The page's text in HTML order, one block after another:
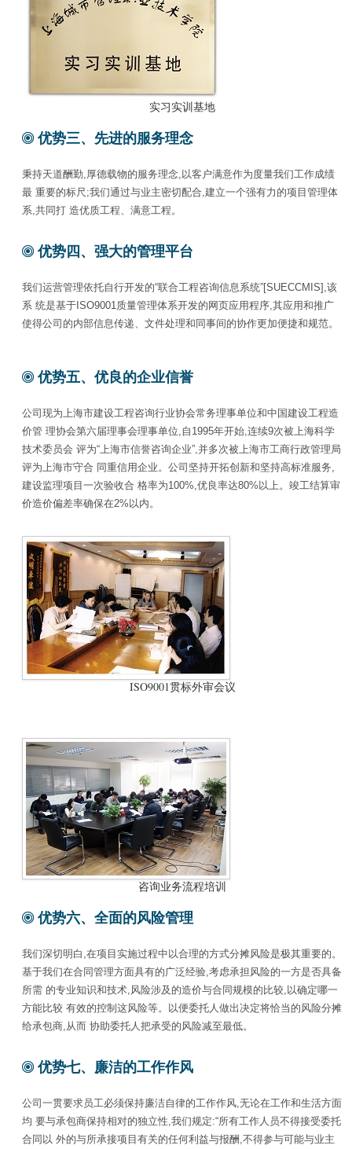
实习实训基地
优势三、先进的服务理念
秉持天道酬勤,厚德载物的服务理念,以客户满意作为度量我们工作成绩
最 重要的标尺;我们通过与业主密切配合,建立一个强有力的项目管理体
系,共同打 造优质工程、满意工程。
优势四、强大的管理平台
我们运营管理依托自行开发的“联合工程咨询信息系统”[SUECCMIS],该
系 统是基于ISO9001质量管理体系开发的网页应用程序,其应用和推广
使得公司的内部信息传递、文件处理和同事间的协作更加便捷和规范。
优势五、优良的企业信誉
公司现为上海市建设工程咨询行业协会常务理事单位和中国建设工程造
价管 理协会第六届理事会理事单位,自1995年开始,连续9次被上海科学
技术委员会 评为“上海市信誉咨询企业”,并多次被上海市工商行政管理局
评为上海市守合 同重信用企业。公司坚持开拓创新和坚持高标准服务,
建设监理项目一次验收合 格率为100%,优良率达80%以上。竣工结算审
价造价偏差率确保在2%以内。
ISO9001贯标外审会议
咨询业务流程培训
优势六、全面的风险管理
我们深切明白,在项目实施过程中以合理的方式分摊风险是极其重要的。
基于我们在合同管理方面具有的广泛经验,考虑承担风险的一方是否具备
所需 的专业知识和技术,风险涉及的造价与合同规模的比较,以确定哪一
方能比较 有效的控制这风险等。以便委托人做出决定将恰当的风险分摊
给承包商,从而 协助委托人把承受的风险减至最低。
优势七、廉洁的工作作风
公司一贯要求员工必须保持廉洁自律的工作作风,无论在工作和生活方面
均 要与承包商保持相对的独立性,我们规定:“所有工作人员不得接受委托
合同以 外的与所承接项目有关的任何利益与报酬,不得参与可能与业主